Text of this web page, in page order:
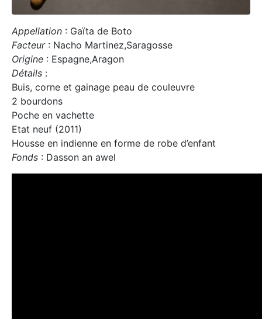
Appellation : Gaïta de Boto
Facteur: Nacho Martinez,Saragosse
Origine : Espagne,Aragon
Détails :
Buis, corne et gainage peau de couleuvre
2 bourdons
Poche en vachette
Etat neuf (2011)
Housse en indienne en forme de robe d’enfant
Fonds : Dasson an awel